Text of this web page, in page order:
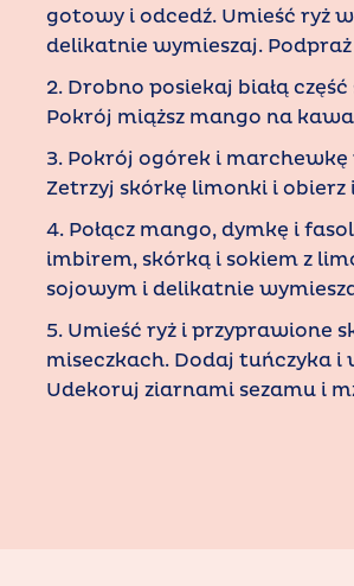
gotowy i odcedź. Umieść ryż
delikatnie wymieszaj.
2. Drobno posiekaj białą
Pokrój miąższ mango na
3. Pokrój ogórek i
Zetrzyj skórkę limonki i obierz
4. Połącz mango, dymkę i
imbirem, skórką i sokiem z
sojowym i delikatnie
5. Umieść ryż i przyprawione
miseczkach. Dodaj tuńczyka
Udekoruj ziarnami sezamu i